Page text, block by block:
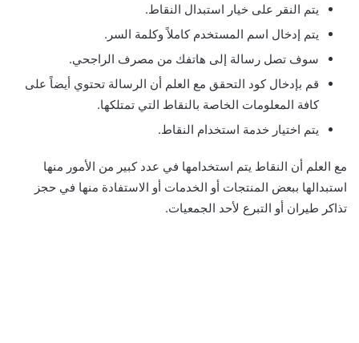
يتم النقر على خيار استبدال النقاط.
يتم إدخال اسم المستخدم كاملاً وكلمة السر.
سوف تصل رسالة إلى هاتفك من مصرف الراجحي.
قم بإدخال كود التحقق مع العلم أن الرسالة تحتوي أيضاً على
كافة المعلومات الخاصة بالنقاط التي تمتلكها.
يتم اختيار خدمة استخدام النقاط.
مع العلم أن النقاط يتم استخدامها في عدد كبير من الأمور منها
استبدالها ببعض المنتجات أو الخدمات أو الاستفادة منها في حجز
تذاكر طيران أو التبرع لأحد الجمعيات.